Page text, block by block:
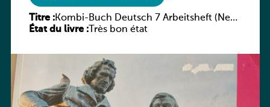
Titre :Kombi-Buch Deutsch 7 Arbeitsheft (Neue
Ausgabe Luxemburg)
État du livre :Très bon état